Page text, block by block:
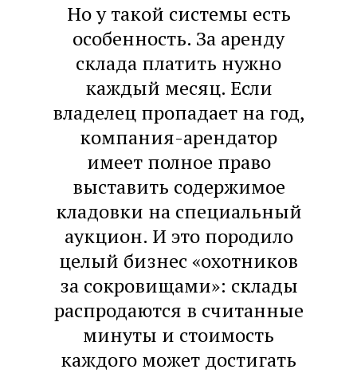
Но у такой системы есть
особенность. За аренду
склада платить нужно
каждый месяц. Если
владелец пропадает на год,
компания-арендатор
имеет полное право
выставить содержимое
кладовки на специальный
аукцион. И это породило
целый бизнес «охотников
за сокровищами»: склады
распродаются в считанные
минуты и стоимость
каждого может достигать